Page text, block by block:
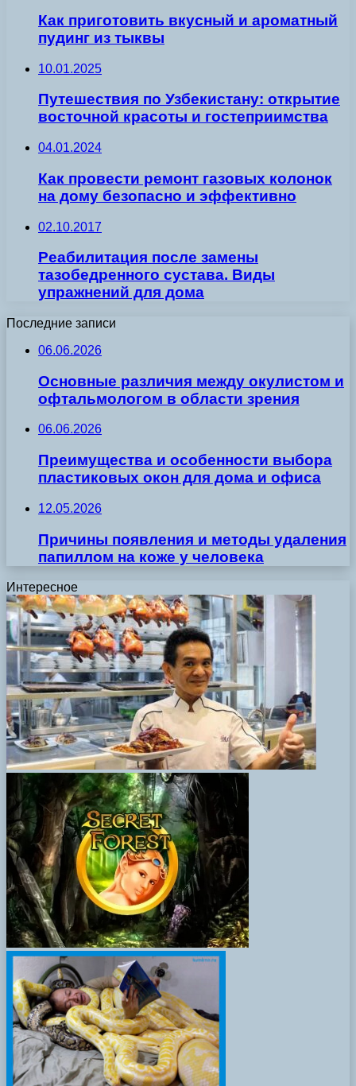
Как приготовить вкусный и ароматный
пудинг из тыквы
10.01.2025
Путешествия по Узбекистану: открытие
восточной красоты и гостеприимства
04.01.2024
Как провести ремонт газовых колонок
на дому безопасно и эффективно
02.10.2017
Реабилитация после замены
тазобедренного сустава. Виды
упражнений для дома
Последние записи
06.06.2026
Основные различия между окулистом и
офтальмологом в области зрения
06.06.2026
Преимущества и особенности выбора
пластиковых окон для дома и офиса
12.05.2026
Причины появления и методы удаления
папиллом на коже у человека
Интересное